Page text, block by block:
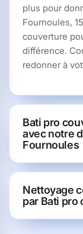
plus pour
Fournoules,
couverture
différence.
redonner à
Bati pro
avec notre
Fournoules
Nettoyage
par Bati pro